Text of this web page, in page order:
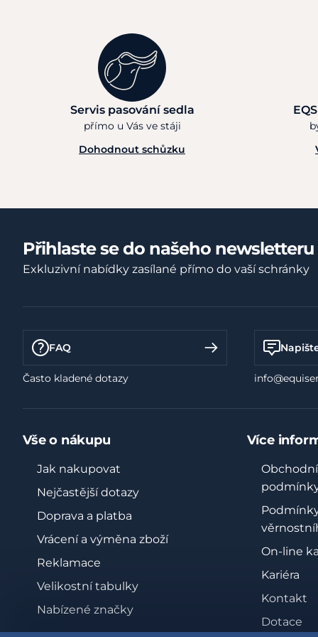
Servis pasování sedla
přímo u Vás ve stáji
Dohodnout schůzku
Přihlaste se do našeho newsletteru
Exkluzivní nabídky zasílané přímo do vaší schránky
FAQ
Často kladené dotazy
Vše o nákupu
Jak nakupovat
Nejčastější dotazy
Doprava a platba
Vrácení a výměna zboží
Reklamace
Velikostní tabulky
Nabízené značky
Více
Obchodní
On-line
Kariéra
Kontakt
Dotace